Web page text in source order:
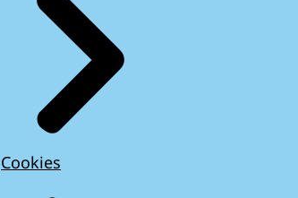
Cookies